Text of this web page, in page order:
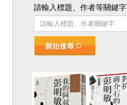
請輸入標題、作者等關鍵字
開始搜尋